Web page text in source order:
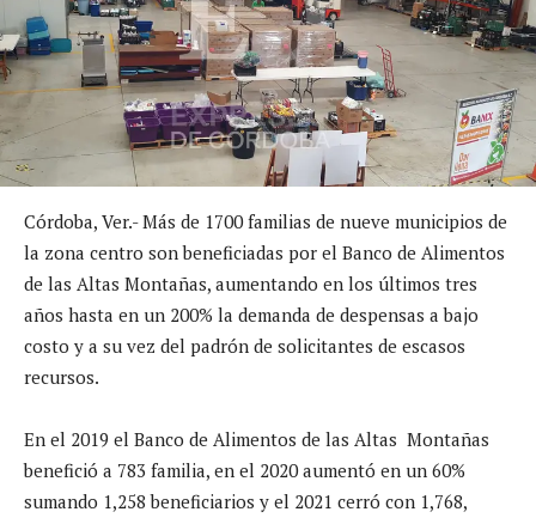
Córdoba, Ver.- Más de 1700 familias de nueve municipios de
la zona centro son beneficiadas por el Banco de Alimentos
de las Altas Montañas, aumentando en los últimos tres
años hasta en un 200% la demanda de despensas a bajo
costo y a su vez del padrón de solicitantes de escasos
recursos.
En el 2019 el Banco de Alimentos de las Altas Montañas
benefició a 783 familia, en el 2020 aumentó en un 60%
sumando 1,258 beneficiarios y el 2021 cerró con 1,768,